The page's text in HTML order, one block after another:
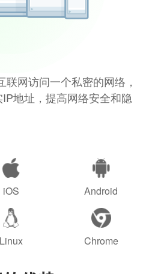
网访问一个私密的网络，
地址，提高网络安全和隐
iOS Android
Linux Chrome